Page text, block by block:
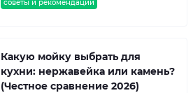
советы и рекомендации
Какую мойку выбрать для
кухни: нержавейка или камень?
(Честное сравнение 2026)